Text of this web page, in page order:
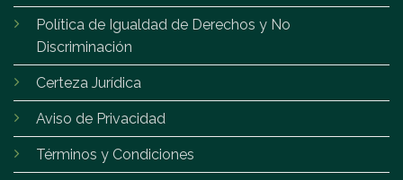
Política de Igualdad de Derechos y No
Discriminación
Certeza Jurídica
Aviso de Privacidad
Términos y Condiciones